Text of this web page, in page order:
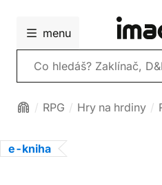
menu
Vyhledávání
RPG Hry na hrdiny
e-kniha